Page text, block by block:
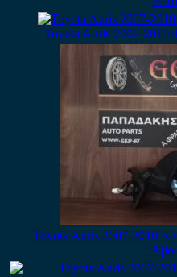
Toyota Auris 2007-2010
Toyota Auris 2007-2010